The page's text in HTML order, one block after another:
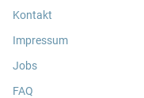
Kontakt
Impressum
Jobs
FAQ